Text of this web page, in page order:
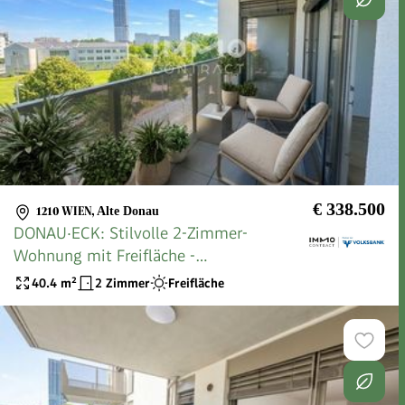
1210 WIEN, Alte Donau € 338.500
DONAU·ECK: Stilvolle 2-Zimmer-
Wohnung mit Freifläche -
provisionsfreier Erstbezug nahe Alte
40.4 m² 2 Zimmer Freifläche